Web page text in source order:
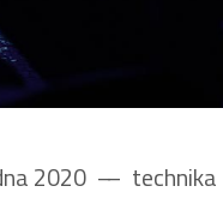
2020 –– technika